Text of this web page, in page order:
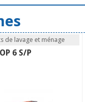
de lavage et ménage
6 S/P